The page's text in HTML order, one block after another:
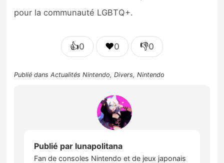
pour la communauté LGBTQ+.
👍0 ❤️0 👎0
Publié dansActualités Nintendo,Divers,Nintendo
Publié par lunapolitana
Fan de consoles Nintendo et de jeux japonais